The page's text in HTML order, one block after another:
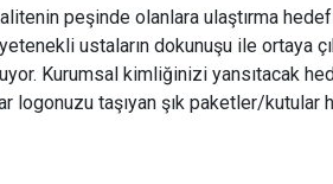
peşinde olanlara ulaştırma
ustaların dokunuşu ile ortaya
Kurumsal kimliğinizi yansıtacak
taşıyan şık paketler/kutular